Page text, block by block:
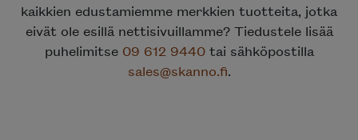
kaikkien edustamiemme merkkien tuotteita, jotka
eivät ole esillä nettisivuillamme? Tiedustele lisää
puhelimitse 09 612 9440tai sähköpostilla
sales@skanno.fi.